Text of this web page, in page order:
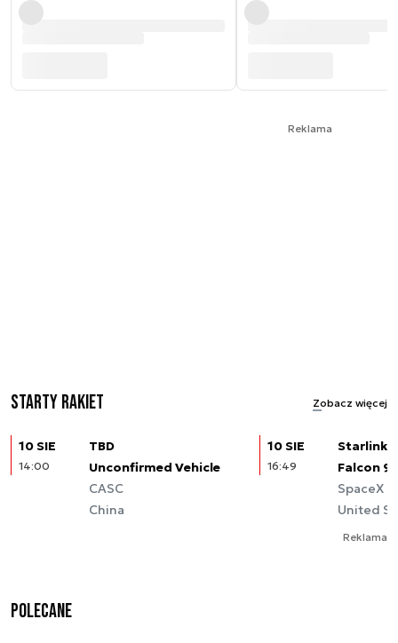
Reklama
Starty rakiet Zobacz więcej
10 SIE
14:00
TBD
Unconfirmed Vehicle
CASC
China
10 SIE
16:49
Starlink
Falcon 9
SpaceX
United
Reklama
Polecane